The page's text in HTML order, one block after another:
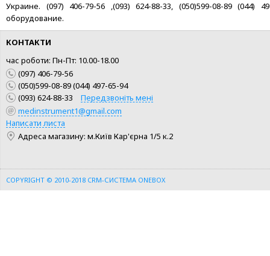
КУПИТИ
ШВИДКА ПОКУПКА
Украине. (097) 406-79-56 ,(093) 624-88-33, (050)599-08-89
оборудование.
КОНТАКТИ
час роботи: Пн-Пт: 10.00-18.00
(097) 406-79-56
(050)599-08-89 (044) 497-65-94
(093) 624-88-33
Передзвоніть мені
medinstrument1@gmail.com
Написати листа
Адреса магазину: м.Київ Кар'єрна 1/5 к.2
COPYRIGHT © 2010-2018 CRM-СИСТЕМА ONEBOX